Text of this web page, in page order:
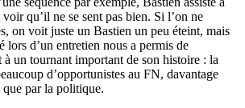
qu’il ne se sent pas bien. Si l’on ne
on voit juste un Bastien un peu éteint, mais
lors d’un entretien nous a permis de
à un tournant important de son histoire : la
d’opportunistes au FN, davantage
que par la politique.